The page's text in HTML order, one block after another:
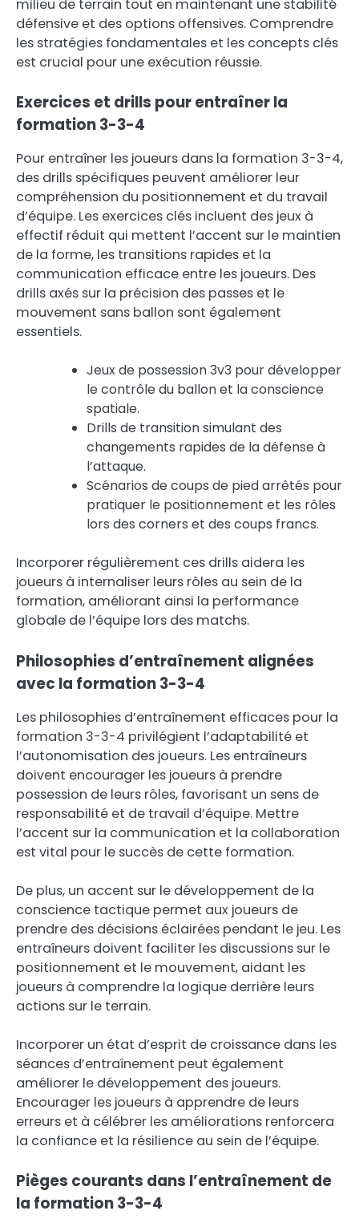
milieu de terrain tout en maintenant une stabilité
défensive et des options offensives. Comprendre
les stratégies fondamentales et les concepts clés
est crucial pour une exécution réussie.
Exercices et drills pour entraîner la
formation 3-3-4
Pour entraîner les joueurs dans la formation 3-3-4,
des drills spécifiques peuvent améliorer leur
compréhension du positionnement et du travail
d’équipe. Les exercices clés incluent des jeux à
effectif réduit qui mettent l’accent sur le maintien
de la forme, les transitions rapides et la
communication efficace entre les joueurs. Des
drills axés sur la précision des passes et le
mouvement sans ballon sont également
essentiels.
Jeux de possession 3v3 pour développer
le contrôle du ballon et la conscience
spatiale.
Drills de transition simulant des
changements rapides de la défense à
l’attaque.
Scénarios de coups de pied arrêtés pour
pratiquer le positionnement et les rôles
lors des corners et des coups francs.
Incorporer régulièrement ces drills aidera les
joueurs à internaliser leurs rôles au sein de la
formation, améliorant ainsi la performance
globale de l’équipe lors des matchs.
Philosophies d’entraînement alignées
avec la formation 3-3-4
Les philosophies d’entraînement efficaces pour la
formation 3-3-4 privilégient l’adaptabilité et
l’autonomisation des joueurs. Les entraîneurs
doivent encourager les joueurs à prendre
possession de leurs rôles, favorisant un sens de
responsabilité et de travail d’équipe. Mettre
l’accent sur la communication et la collaboration
est vital pour le succès de cette formation.
De plus, un accent sur le développement de la
conscience tactique permet aux joueurs de
prendre des décisions éclairées pendant le jeu. Les
entraîneurs doivent faciliter les discussions sur le
positionnement et le mouvement, aidant les
joueurs à comprendre la logique derrière leurs
actions sur le terrain.
Incorporer un état d’esprit de croissance dans les
séances d’entraînement peut également
améliorer le développement des joueurs.
Encourager les joueurs à apprendre de leurs
erreurs et à célébrer les améliorations renforcera
la confiance et la résilience au sein de l’équipe.
Pièges courants dans l’entraînement de
la formation 3-3-4